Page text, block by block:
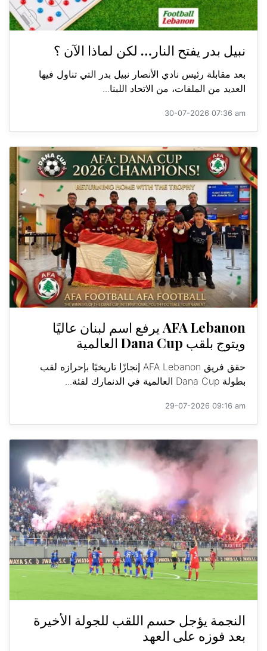
نبيل بدر يفتح النار… لكن لماذا الآن ؟
بعد مقابلة رئيس نادي الأنصار نبيل بدر التي تناول فيها
العديد من الملفات، من الاتحاد اللبنا...
30-07-2026 07:36 am
AFA Lebanon يرفع اسم لبنان عاليًا
ويتوج بلقب Dana Cup العالمية
حقق فريق AFA Lebanon إنجازًا تاريخيًا بإحرازه لقب
بطولة Dana Cup العالمية في الدنمارك لفئة...
29-07-2026 09:16 am
النجمة يؤجل حسم اللقب للجولة الأخيرة
بعد فوزه على العهد